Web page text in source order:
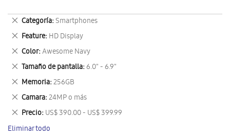
Categoría Smartphones
Eliminar
este
artículo
Feature HD Display
Eliminar
este
artículo
Color Awesome Navy
Eliminar
este
artículo
Tamaño de pantalla 6.0" - 6.9"
Eliminar
este
artículo
Memoria 256GB
Eliminar
este
artículo
Camara 24MP o más
Eliminar
este
artículo
Precio US$ 390.00 - US$ 399.99
Eliminar
este
artículo
Eliminar todo